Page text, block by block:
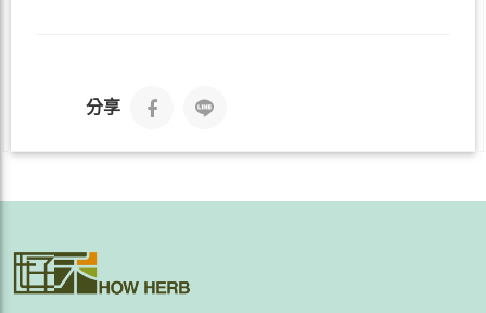
分享